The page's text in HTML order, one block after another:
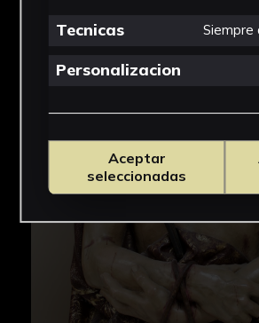
IMÁGENES
Tecnicas Siempre
Personalizacion
Aceptar
seleccionadas